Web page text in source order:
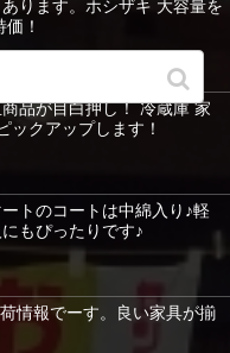
ります。ホシザキ 大容量を
！
品が目白押し！ 冷蔵庫 家
ックアップします！
ートのコートは中綿入り♪軽
もぴったりです♪
情報でーす。良い家具が揃